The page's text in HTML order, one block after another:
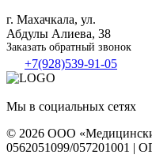
г. Махачкала, ул.
Абдулы Алиева, 38
Заказать обратный звонок
+7(928)539-91-05
Мы в социальных сетях
© 2026 ООО
0562051099/057201001 |